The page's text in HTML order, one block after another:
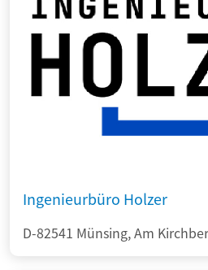
Ingenieurbüro Holzer
D-82541 Münsing, Am